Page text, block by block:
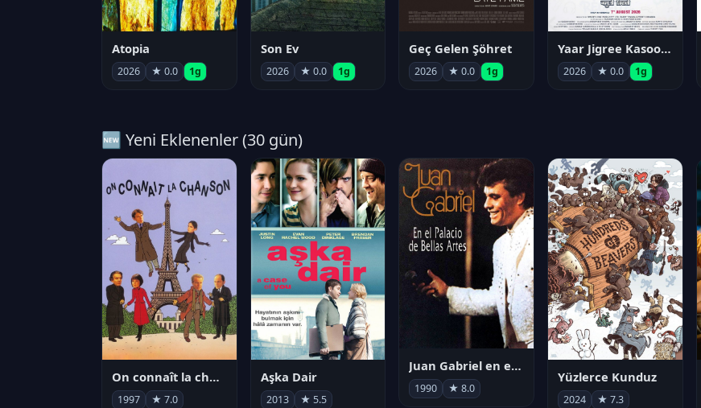
Atopia
2026 ★ 0.0 1g
Son Ev
2026 ★ 0.0 1g
Geç Gelen Şöhret
2026 ★ 0.0 1g
Yaar Jigree Kasooti Degree
2026 ★ 0.0 1g
🆕 Yeni Eklenenler (30 gün)
On connaît la chanson
1997 ★ 7.0
Aşka Dair
2013 ★ 5.5
Juan Gabriel en el Palacio de Bellas Artes
1990 ★ 8.0
Yüzlerce Kunduz
2024 ★ 7.3